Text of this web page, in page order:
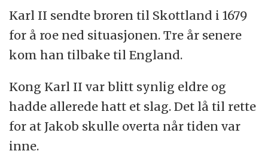
Karl II sendte broren til Skottland i 1679
for å roe ned situasjonen. Tre år senere
kom han tilbake til England.
Kong Karl II var blitt synlig eldre og
hadde allerede hatt et slag. Det lå til rette
for at Jakob skulle overta når tiden var
inne.